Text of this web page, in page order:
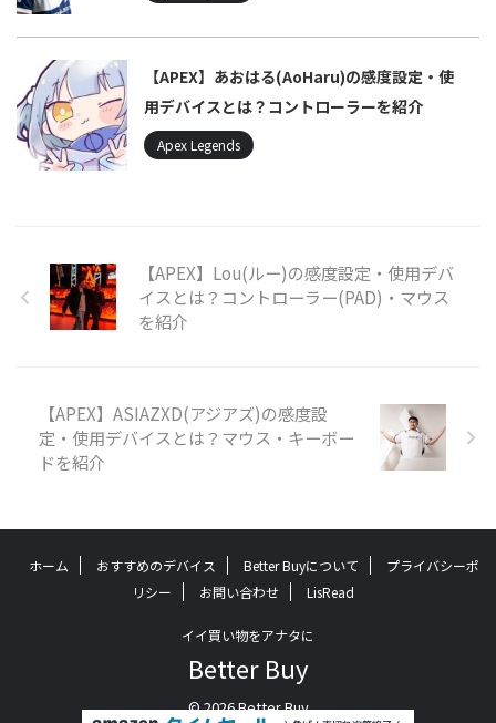
【APEX】あおはる(AoHaru)の感度設定・使
用デバイスとは？コントローラーを紹介
Apex Legends
【APEX】Lou(ルー)の感度設定・使用デバ
イスとは？コントローラー(PAD)・マウス
を紹介
【APEX】ASIAZXD(アジアズ)の感度設
定・使用デバイスとは？マウス・キーボー
ドを紹介
ホーム おすすめのデバイス Better Buyについて
プライバシーポ
リシー
お問い合わせ LisRead
イイ買い物をアナタに
Better Buy
© 2026 Better Buy